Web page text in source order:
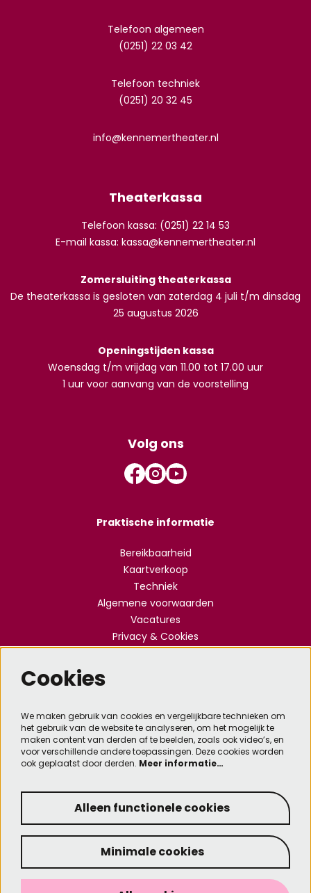
Telefoon algemeen
(0251) 22 03 42
Telefoon techniek
(0251) 20 32 45
info@kennemertheater.nl
Theaterkassa
Telefoon kassa: (0251) 22 14 53
E-mail kassa: kassa@kennemertheater.nl
Zomersluiting theaterkassa
De theaterkassa is gesloten van zaterdag 4 juli t/m dinsdag
25 augustus 2026
Openingstijden kassa
Woensdag t/m vrijdag van 11.00 tot 17.00 uur
1 uur voor aanvang van de voorstelling
Volg ons
Praktische informatie
Bereikbaarheid
Kaartverkoop
Techniek
Algemene voorwaarden
Vacatures
Privacy & Cookies
Meld je aan voor de nieuwsbrief
Aanmelden
© Kennemer Theater
Cookies
We maken gebruik van cookies en vergelijkbare technieken om
het gebruik van de website te analyseren, om het mogelijk te
maken content van derden af te beelden, zoals ook video’s, en
voor verschillende andere toepassingen. Deze cookies worden
ook geplaatst door derden. Meer informatie…
Alleen functionele cookies
Minimale cookies